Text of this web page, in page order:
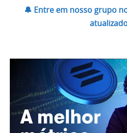
🔔 Entre em nosso grupo